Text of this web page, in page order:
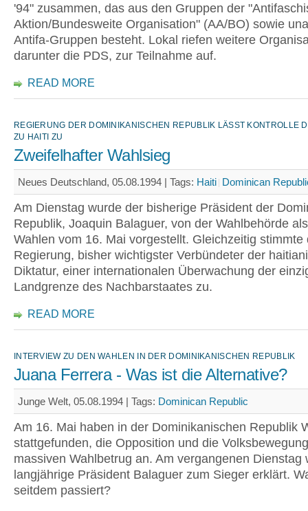
'94" zusammen, das aus den Gruppen der
Aktion/Bundesweite Organisation" (AA/BO) sowie
Antifa-Gruppen besteht. Lokal riefen weitere
darunter die PDS, zur Teilnahme auf.
READ MORE
REGIERUNG DER DOMINIKANISCHEN REPUBLIK LÄSST KONTROLLE
U HAITI ZU
Zweifelhafter Wahlsieg
Neues Deutschland, 05.08.1994 | Tags: Haiti Dominican
Am Dienstag wurde der bisherige Präsident der
Republik, Joaquin Balaguer, von der Wahlbehörde
Wahlen vom 16. Mai vorgestellt. Gleichzeitig stimmte
Regierung, bisher wichtigster Verbündeter der
Diktatur, einer internationalen Überwachung der
Landgrenze des Nachbarstaates zu.
READ MORE
INTERVIEW ZU DEN WAHLEN IN DER DOMINIKANISCHEN REPUBLIK
Juana Ferrera - Was ist die Alternative?
Junge Welt, 05.08.1994 | Tags: Dominican Republic
Am 16. Mai haben in der Dominikanischen Republik
stattgefunden, die Opposition und die
massiven Wahlbetrug an. Am vergangenen Dienstag
langjährige Präsident Balaguer zum Sieger erklärt.
seitdem passiert?